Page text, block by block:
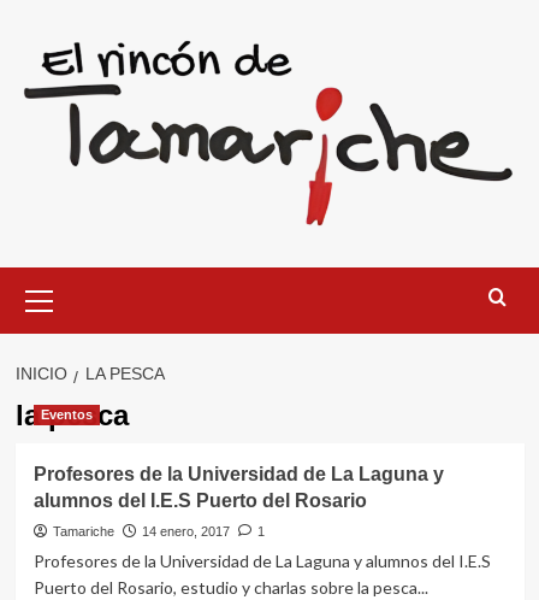
contenido
primario
INICIO LA PESCA
la pesca
Eventos
Profesores de la Universidad de La Laguna y
alumnos del I.E.S Puerto del Rosario
Tamariche 14 enero, 2017 1
Profesores de la Universidad de La Laguna y alumnos del I.E.S
Puerto del Rosario, estudio y charlas sobre la pesca...